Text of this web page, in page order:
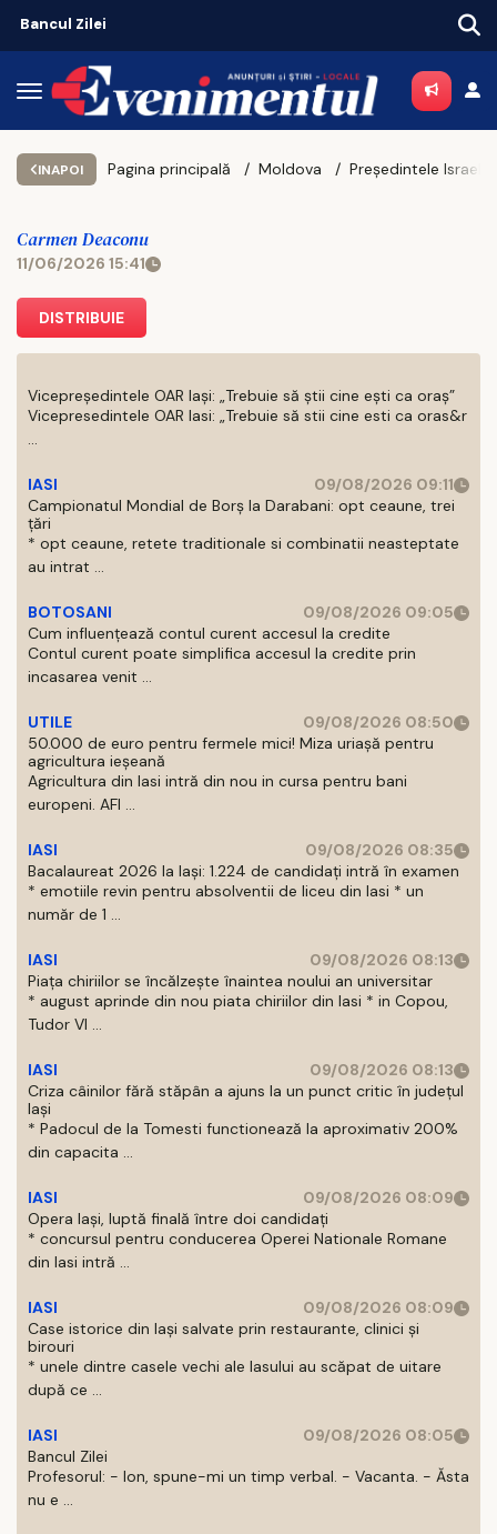
INAPOI Pagina principală Moldova
Carmen Deaconu
11/06/2026 15:41
DISTRIBUIE
Vicepreședintele OAR Iași: „Trebuie să știi cine ești ca oraș”
Vicepresedintele OAR Iasi: „Trebuie să stii cine esti ca oras&r
...
IASI
09/08/2026 09:11
Campionatul Mondial de Borș la Darabani: opt ceaune, trei
țări
* opt ceaune, retete traditionale si combinatii neasteptate
au intrat ...
BOTOSANI
09/08/2026 09:05
Cum influențează contul curent accesul la credite
Contul curent poate simplifica accesul la credite prin
incasarea venit ...
UTILE
09/08/2026 08:50
50.000 de euro pentru fermele mici! Miza uriașă pentru
agricultura ieșeană
Agricultura din Iasi intră din nou in cursa pentru bani
europeni. AFI ...
IASI
09/08/2026 08:35
Bacalaureat 2026 la Iași: 1.224 de candidați intră în examen
* emotiile revin pentru absolventii de liceu din Iasi * un
număr de 1 ...
IASI
09/08/2026 08:13
Piața chiriilor se încălzește înaintea noului an universitar
* august aprinde din nou piata chiriilor din Iasi * in Copou,
Tudor Vl ...
IASI
09/08/2026 08:13
Criza câinilor fără stăpân a ajuns la un punct critic în județul
Iași
* Padocul de la Tomesti functionează la aproximativ 200%
din capacita ...
IASI
09/08/2026 08:09
Opera Iași, luptă finală între doi candidați
* concursul pentru conducerea Operei Nationale Romane
din Iasi intră ...
IASI
09/08/2026 08:09
Case istorice din Iași salvate prin restaurante, clinici și
birouri
* unele dintre casele vechi ale Iasului au scăpat de uitare
după ce ...
IASI
09/08/2026 08:05
Bancul Zilei
Profesorul: - Ion, spune-mi un timp verbal. - Vacanta. - Ăsta
nu e ...